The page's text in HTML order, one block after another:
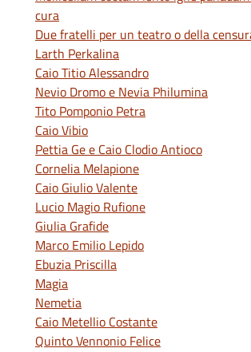
cura
Due fratelli per un teatro o della
Larth Perkalina
Caio Titio Alessandro
Nevio Dromo e Nevia Philumina
Tito Pomponio Petra
Caio Vibio
Pettia Ge e Caio Clodio Antioco
Cornelia Melapione
Caio Giulio Valente
Lucio Magio Rufione
Giulia Grafide
Marco Emilio Lepido
Ebuzia Priscilla
Magia
Nemetia
Caio Metellio Costante
Quinto Vennonio Felice